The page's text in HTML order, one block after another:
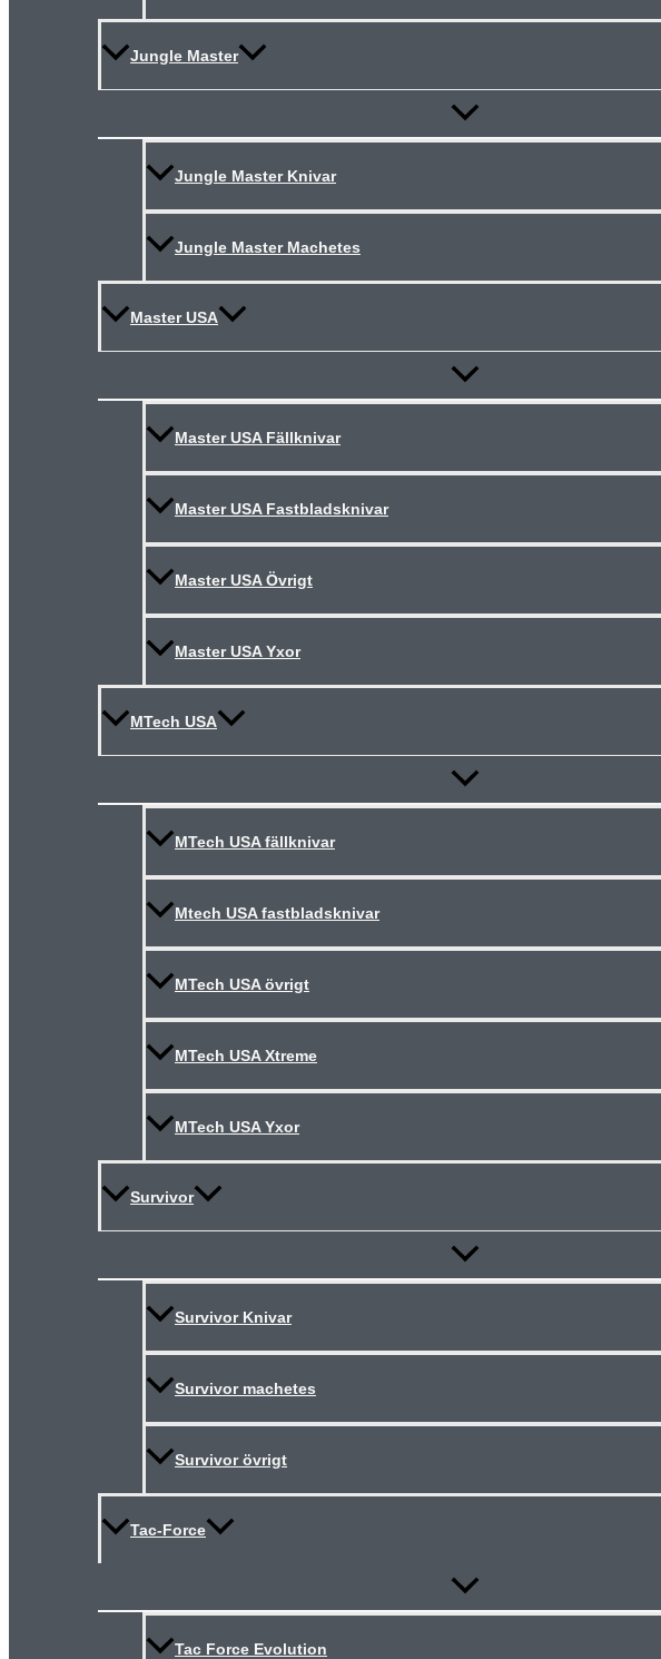
Jungle Master
Slå
meny
Jungle Master Knivar
Jungle Master Machetes
Master USA
Slå
meny
Master USA Fällknivar
Master USA Fastbladsknivar
Master USA Övrigt
Master USA Yxor
MTech USA
Slå
meny
MTech USA fällknivar
Mtech USA fastbladsknivar
MTech USA övrigt
MTech USA Xtreme
MTech USA Yxor
Survivor
Slå
meny
Survivor Knivar
Survivor machetes
Survivor övrigt
Tac-Force
Slå
meny
Tac Force Evolution